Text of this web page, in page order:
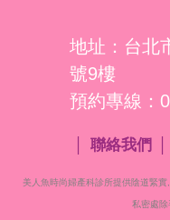
地址：台北
號9樓
預約專線：
聯絡我們
美人魚時尚婦產科診所提供陰道緊
私密處除